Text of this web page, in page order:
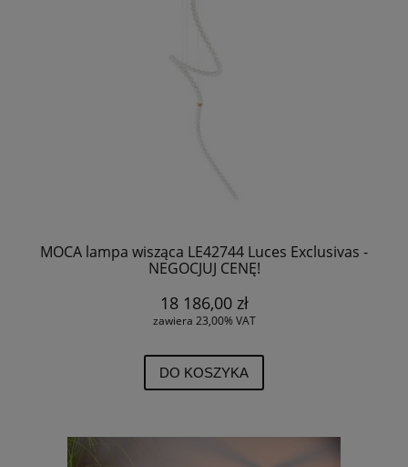
MOCA lampa wisząca LE42744 Luces Exclusivas -
NEGOCJUJ CENĘ!
18 186,00 zł
zawiera 23,00% VAT
DO KOSZYKA